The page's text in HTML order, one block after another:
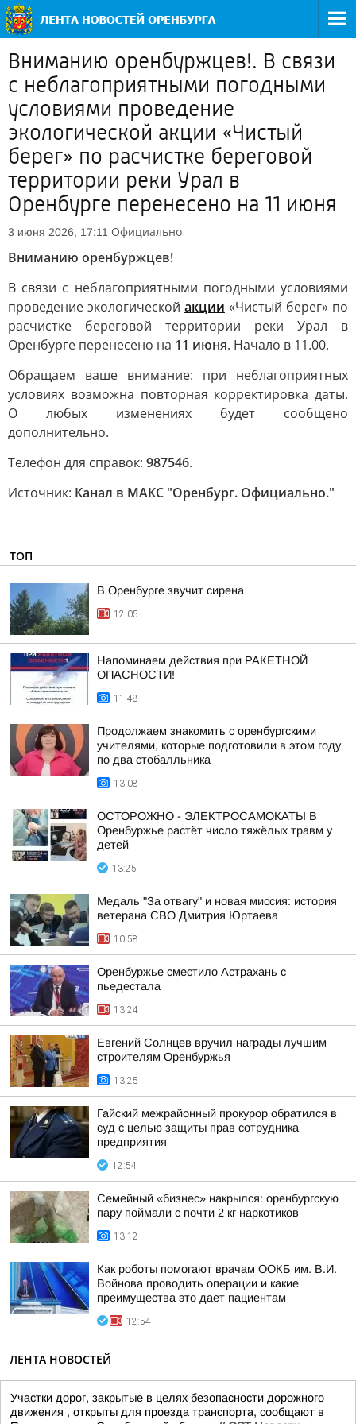
Вниманию оренбуржцев!. В связи
с неблагоприятными погодными
условиями проведение
экологической акции «Чистый
берег» по расчистке береговой
территории реки Урал в
Оренбурге перенесено на 11 июня
3 июня 2026, 17:11 Официально
Вниманию оренбуржцев!
В связи с неблагоприятными погодными условиями
проведение экологической акции «Чистый берег» по
расчистке береговой территории реки Урал в
Оренбурге перенесено на 11 июня. Начало в 11.00.
Обращаем ваше внимание: при неблагоприятных
условиях возможна повторная корректировка даты.
О любых изменениях будет сообщено
дополнительно.
Телефон для справок: 987546.
Источник: Канал в МАКС "Оренбург. Официально."
ТОП
В Оренбурге звучит сирена
12:05
Напоминаем действия при РАКЕТНОЙ
ОПАСНОСТИ!
11:48
Продолжаем знакомить с оренбургскими
учителями, которые подготовили в этом году
по два стобалльника
13:08
ОСТОРОЖНО - ЭЛЕКТРОСАМОКАТЫ В
Оренбуржье растёт число тяжёлых травм у
детей
13:25
Медаль "За отвагу" и новая миссия: история
ветерана СВО Дмитрия Юртаева
10:58
Оренбуржье сместило Астрахань с
пьедестала
13:24
Евгений Солнцев вручил награды лучшим
строителям Оренбуржья
13:25
Гайский межрайонный прокурор обратился в
суд с целью защиты прав сотрудника
предприятия
12:54
Семейный «бизнес» накрылся: оренбургскую
пару поймали с почти 2 кг наркотиков
13:12
Как роботы помогают врачам ООКБ им. В.И.
Войнова проводить операции и какие
преимущества это дает пациентам
12:54
ЛЕНТА НОВОСТЕЙ
Участки дорог, закрытые в целях безопасности дорожного
движения , открыты для проезда транспорта, сообщают в